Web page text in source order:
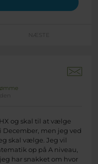
NÆSTE
og skal til at vælge
December, men jeg ved
skal vælge. Jeg vil
op på A niveau,
har snakket om hvor